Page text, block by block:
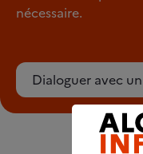
nécessaire.
Dialoguer avec